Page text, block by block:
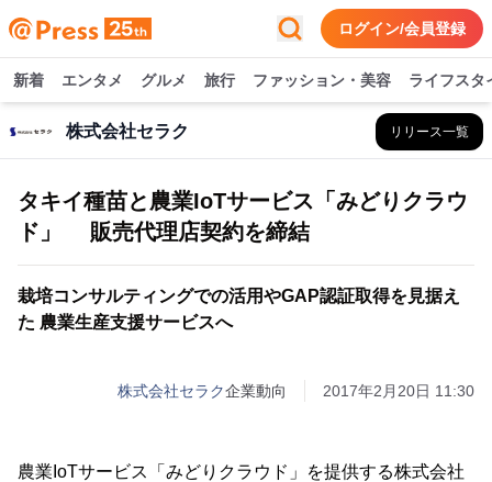
ログイン/会員登録
新着 エンタメ グルメ 旅行 ファッション・美容 ライフスタ
株式会社セラク リリース一覧
タキイ種苗と農業IoTサービス「みどりクラウ
ド」 販売代理店契約を締結
栽培コンサルティングでの活用やGAP認証取得を見据え
た 農業生産支援サービスへ
株式会社セラク企業動向 2017年2月20日 11:30
農業IoTサービス「みどりクラウド」を提供する株式会社